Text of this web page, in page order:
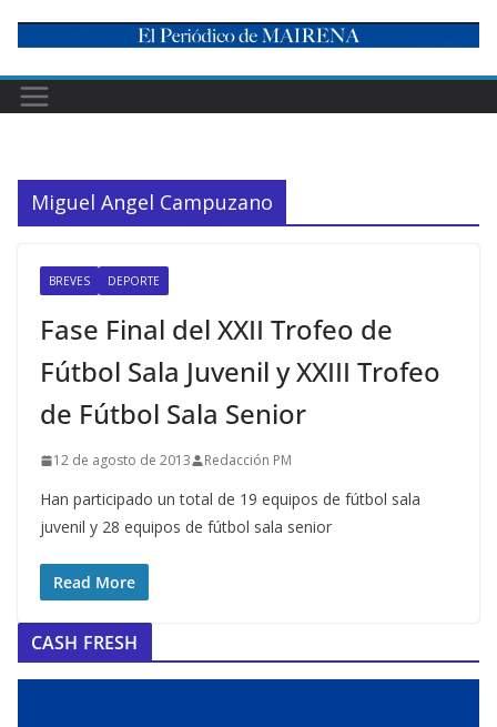
content
Miguel Angel Campuzano
BREVES DEPORTE
Fase Final del XXII Trofeo de
Fútbol Sala Juvenil y XXIII Trofeo
de Fútbol Sala Senior
12 de agosto de 2013 Redacción PM
Han participado un total de 19 equipos de fútbol sala
juvenil y 28 equipos de fútbol sala senior
Read More
CASH FRESH